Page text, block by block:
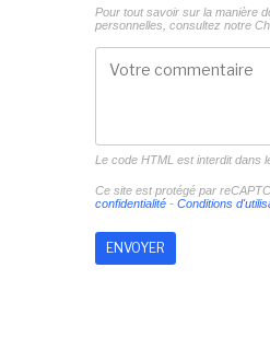
Pour tout savoir sur la manière
personnelles, consultez notre
Le code HTML est interdit dans
Ce site est protégé par
confidentialité- Conditions